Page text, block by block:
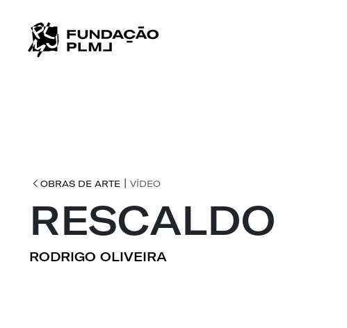
OBRAS DE ARTE |VÍDEO
RESCALDO
RODRIGO OLIVEIRA